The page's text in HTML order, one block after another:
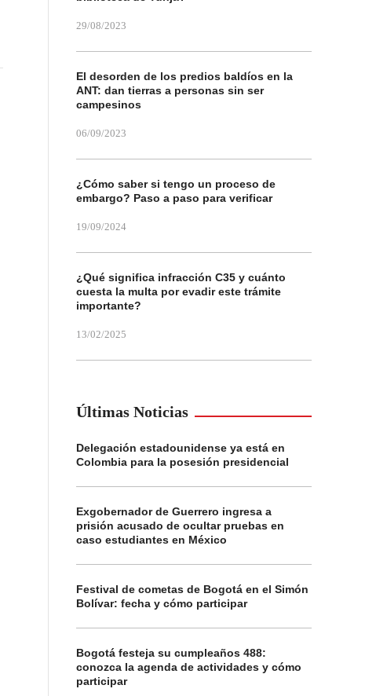
29/08/2023
El desorden de los predios baldíos en la
ANT: dan tierras a personas sin ser
campesinos
06/09/2023
¿Cómo saber si tengo un proceso de
embargo? Paso a paso para verificar
19/09/2024
¿Qué significa infracción C35 y cuánto
cuesta la multa por evadir este trámite
importante?
13/02/2025
Últimas Noticias
Delegación estadounidense ya está en
Colombia para la posesión presidencial
Exgobernador de Guerrero ingresa a
prisión acusado de ocultar pruebas en
caso estudiantes en México
Festival de cometas de Bogotá en el Simón
Bolívar: fecha y cómo participar
Bogotá festeja su cumpleaños 488:
conozca la agenda de actividades y cómo
participar